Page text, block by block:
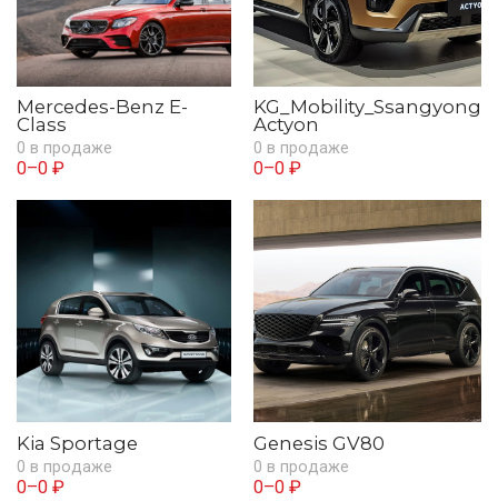
Mercedes-Benz E-
Class
0 в продаже
0–0 ₽
KG_Mobility_Ssangyong
Actyon
0 в продаже
0–0 ₽
Kia Sportage
0 в продаже
0–0 ₽
Genesis GV80
0 в продаже
0–0 ₽